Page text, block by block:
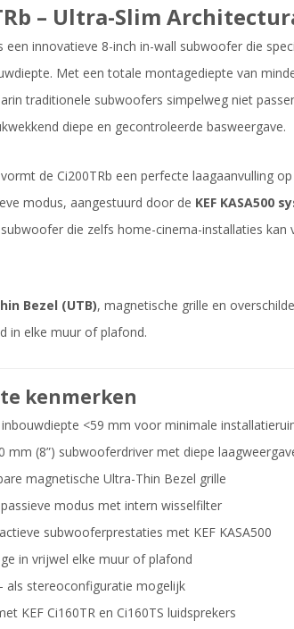
– Ultra-Slim
een innovatieve 8-inch in-wall subwoofer die
Met een totale montagediepte van
traditionele subwoofers simpelweg niet
diepe en gecontroleerde basweergave.
de Ci200TRb een perfecte laagaanvulling
modus, aangestuurd door de KEF KASA500
die zelfs home-cinema-installaties kan
Bezel (UTB), magnetische grille en
in elke muur of plafond.
kenmerken
<59 mm voor minimale
mm (8”) subwooferdriver met diepe
magnetische Ultra-Thin Bezel grille
modus met intern wisselfilter
subwooferprestaties met KEF KASA500
in vrijwel elke muur of plafond
als stereoconfiguratie mogelijk
KEF Ci160TR en Ci160TS luidsprekers